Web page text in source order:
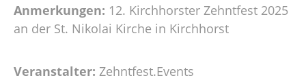
Anmerkungen: 12. Kirchhorster Zehntfest 2025
an der St. Nikolai Kirche in Kirchhorst
Veranstalter: Zehntfest.Events